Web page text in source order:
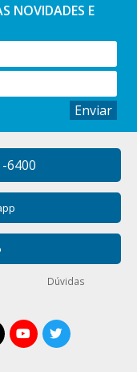
NOVIDADES E
Enviar
6400
Dúvidas